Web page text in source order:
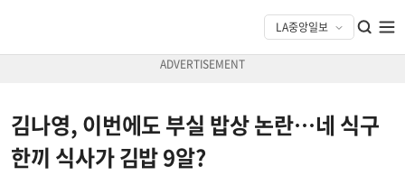
김나영, 이번에도 부실 밥상 논란…네 식구
한끼 식사가 김밥 9알?